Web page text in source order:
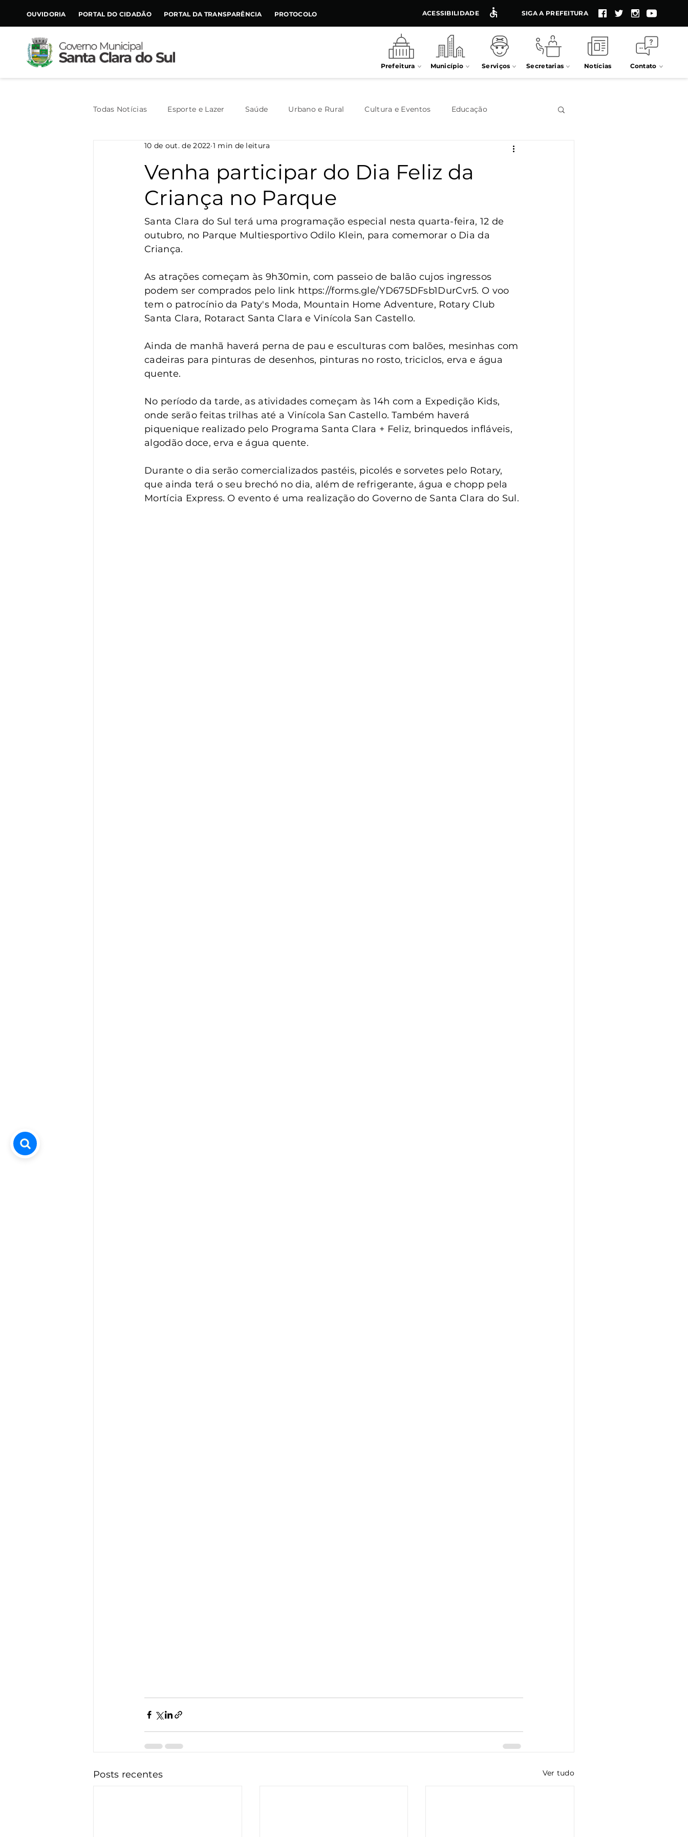
CONTEÚDO
OUVIDORIA PORTAL DO CIDADÃO PORTAL DA TRANSPARÊNCIA PROTOCOLO ACESSIBILIDADE SIGA A PREFEITURA
Prefeitura Município Serviços Secretarias Notícias Contato
Todas Notícias Esporte e Lazer Saúde Urbano e Rural Cultura e Eventos Educação
Assistência Social Geral Meio Ambiente
Agricultura Habitação
Vigilância Turismo Santa Clara do Sul Conselho Tutelar
Venha participar do Dia Feliz da
Criança no Parque
10 de out. de 2022 1 min de leitura
Santa Clara do Sul terá uma programação especial nesta quarta-feira, 12 de
outubro, no Parque Multiesportivo Odilo Klein, para comemorar o Dia da
Criança.
As atrações começam às 9h30min, com passeio de balão cujos ingressos
podem ser comprados pelo link https://forms.gle/YD675DFsb1DurCvr5. O voo
tem o patrocínio da Paty's Moda, Mountain Home Adventure, Rotary Club
Santa Clara, Rotaract Santa Clara e Vinícola San Castello.
Ainda de manhã haverá perna de pau e esculturas com balões, mesinhas com
cadeiras para pinturas de desenhos, pinturas no rosto, triciclos, erva e água
quente.
No período da tarde, as atividades começam às 14h com a Expedição Kids,
onde serão feitas trilhas até a Vinícola San Castello. Também haverá
piquenique realizado pelo Programa Santa Clara + Feliz, brinquedos infláveis,
algodão doce, erva e água quente.
Durante o dia serão comercializados pastéis, picolés e sorvetes pelo Rotary,
que ainda terá o seu brechó no dia, além de refrigerante, água e chopp pela
Mortícia Express. O evento é uma realização do Governo de Santa Clara do Sul.
Posts recentes Ver tudo